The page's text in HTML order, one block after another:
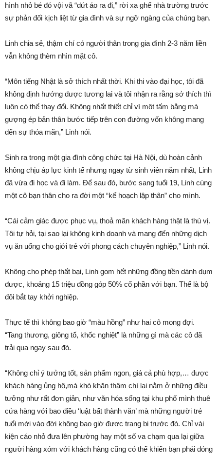
hình nhỏ bé đó vội vã “dứt áo ra đi,” rời xa ghế nhà trường trước
sự phản đối kịch liệt từ gia đình và sự ngỡ ngàng của chúng bạn.
Linh chia sẻ, thậm chí có người thân trong gia đình 2-3 năm liền
vẫn không thèm nhìn mặt cô.
“Môn tiếng Nhật là sở thích nhất thời. Khi thi vào đại học, tôi đã
không định hướng được tương lai và tôi nhận ra rằng sở thích thì
luôn có thể thay đổi. Không nhất thiết chỉ vì một tấm bằng mà
gượng ép bản thân bước tiếp trên con đường vốn không mang
đến sự thỏa mãn,” Linh nói.
Sinh ra trong một gia đình công chức tại Hà Nội, dù hoàn cảnh
không chịu áp lực kinh tế nhưng ngay từ sinh viên năm nhất, Linh
đã vừa đi học và đi làm. Để sau đó, bước sang tuổi 19, Linh cùng
một cô bạn thân cho ra đời một “kế hoạch lập thân” cho mình.
“Cái cảm giác được phục vụ, thoả mãn khách hàng thật là thú vị.
Tôi tự hỏi, tại sao lại không kinh doanh và mang đến những dịch
vụ ăn uống cho giới trẻ với phong cách chuyên nghiệp,” Linh nói.
Không cho phép thất bại, Linh gom hết những đồng tiền dành dụm
được, khoảng 15 triệu đồng góp 50% cổ phần với bạn. Thế là bộ
đôi bắt tay khởi nghiệp.
Thực tế thì không bao giờ “màu hồng” như hai cô mong đợi.
“Tang thương, giông tố, khốc nghiệt” là những gì mà các cô đã
trải qua ngay sau đó.
“Không chỉ ý tưởng tốt, sản phẩm ngon, giá cả phù hợp,… được
khách hàng ủng hộ,mà khó khăn thậm chí lại nằm ở những điều
tưởng như rất đơn giản, như văn hóa sống tại khu phố mình thuê
cửa hàng với bao điều ‘luật bất thành văn’ mà những người trẻ
tuổi mới vào đời không bao giờ được trang bị trước đó. Chỉ vài
kiện cáo nhỏ đưa lên phường hay một số va chạm qua lại giữa
người hàng xóm với khách hàng cũng có thể khiến bạn phải đóng